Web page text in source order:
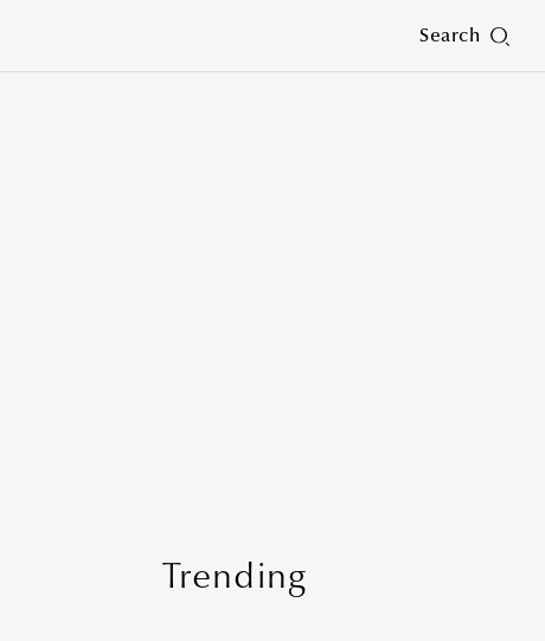
Search
Trending